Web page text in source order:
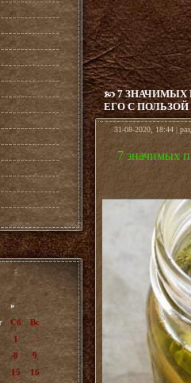
»
Сб
Вс
1
2
8
9
15
16
7 ЗНАЧИМЫХ
ЕГО С ПОЛЬЗОЙ
31-08-2020, 18:44 |
7 значимых